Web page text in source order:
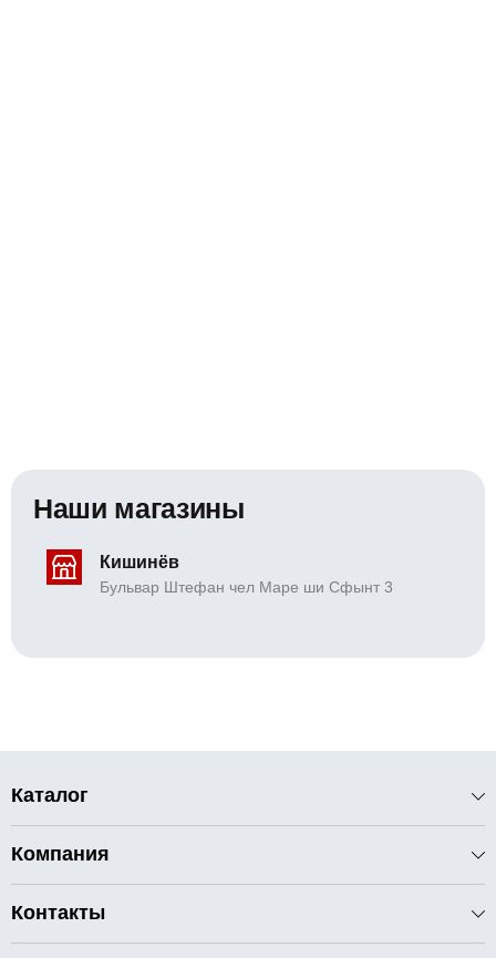
Наши магазины
Кишинёв
Бульвар Штефан чел Маре ши Сфынт 3
Каталог
Компания
Контакты